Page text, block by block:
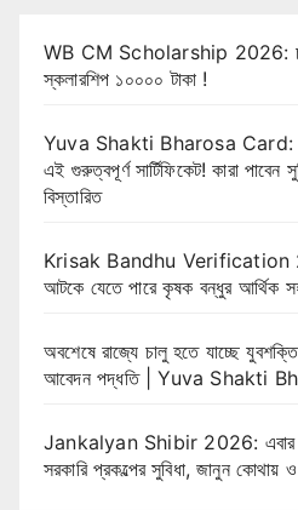
WB CM Scholarship 2026: চালু
স্কলারশিপ ১০০০০ টাকা !
Yuva Shakti Bharosa Card:
এই গুরুত্বপূর্ণ সার্টিফিকেট! কারা পাবেন
বিস্তারিত
Krisak Bandhu Verification
আটকে যেতে পারে কৃষক বন্ধুর আর্থিক
অবশেষে রাজ্যে চালু হতে যাচ্ছে
আবেদন পদ্ধতি | Yuva Shakti
Jankalyan Shibir 2026: এবার এক
সরকারি প্রকল্পের সুবিধা, জানুন কোথায়